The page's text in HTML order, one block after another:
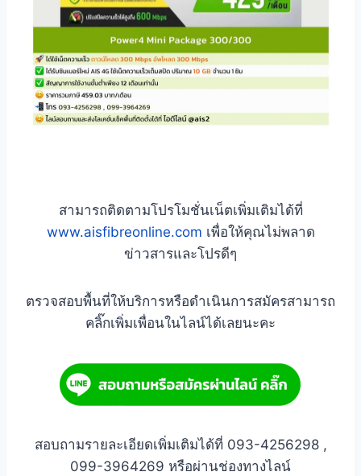
สามารถติดตามโปรโมชั่นเน็ตเพิ่มเติมได้ที่
www.aisfibreonline.com เพื่อให้คุณไม่พลาด
ข่าวสารและโปรดีๆ
ตรวจสอบพื้นที่ให้บริการหรือดำเนินการสมัครสามารถ
คลิ๊กเพิ่มเพื่อนในไลน์ได้เลยนะคะ
สอบถามรายละเอียดเพิ่มเติมได้ที่ 093-4256298 ,
099-3964269 หรือผ่านช่องทางไลน์